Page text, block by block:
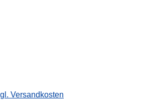
Versandkosten